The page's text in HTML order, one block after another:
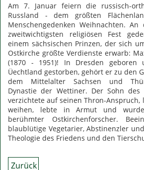
Am 7. Januar feiern die russisch-
Russland - dem größten
Menschengedenken Weihnachten.
zweitwichtigsten religiösen Fest
einem sächsischen Prinzen, der sich
Ostkirche größte Verdienste erwarb:
(1870 - 1951)! In Dresden
Üechtland gestorben, gehört er zu den
dem Mittelalter Sachsen und
Dynastie der Wettiner. Der Sohn des
verzichtete auf seinen Thron-Anspruch,
weihen, lebte in Armut und
berühmter Ostkirchenforscher.
blaublütige Vegetarier, Abstinenzler
Theologie des Friedens und den
Zurück